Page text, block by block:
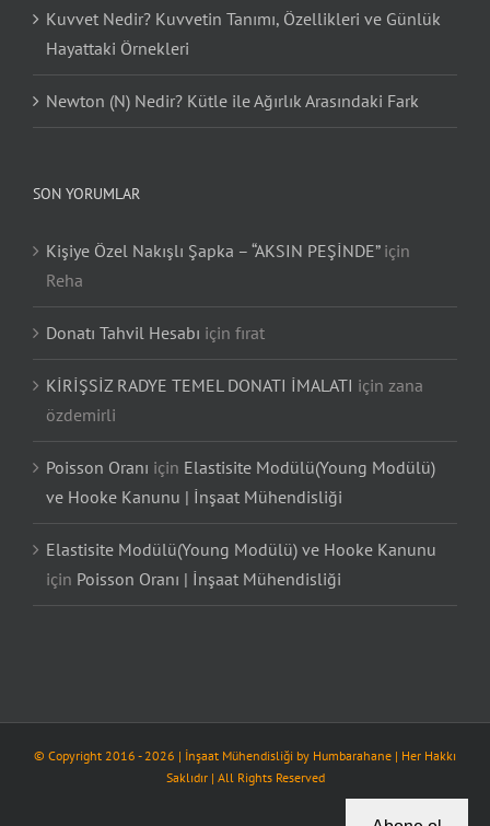
Kuvvet Nedir? Kuvvetin Tanımı, Özellikleri ve Günlük
Hayattaki Örnekleri
Newton (N) Nedir? Kütle ile Ağırlık Arasındaki Fark
SON YORUMLAR
Kişiye Özel Nakışlı Şapka – “AKSIN PEŞİNDE”için
Reha
Donatı Tahvil Hesabı için fırat
KİRİŞSİZ RADYE TEMEL DONATI İMALATI için zana
özdemirli
Poisson Oranı için Elastisite Modülü(Young Modülü)
ve Hooke Kanunu | İnşaat Mühendisliği
Elastisite Modülü(Young Modülü) ve Hooke Kanunu
için Poisson Oranı | İnşaat Mühendisliği
© Copyright 2016 -2026 | İnşaat Mühendisliği by Humbarahane | Her Hakkı
Saklıdır | All Rights Reserved